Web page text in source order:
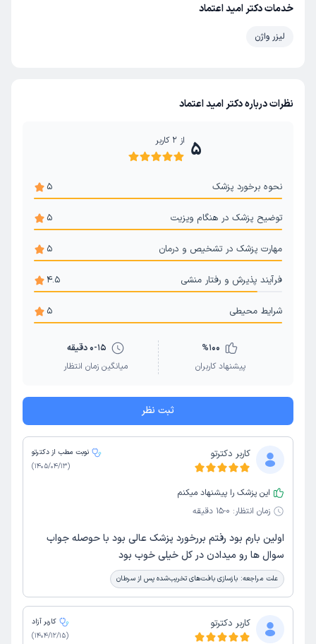
خدمات دکتر امید اعتماد
لیزر واژن
نظرات درباره دکتر امید اعتماد
5 از 2 کاربر
نحوه برخورد پزشک 5
توضیح پزشک در هنگام ویزیت 5
مهارت پزشک در تشخیص و درمان 5
فرآیند پذیرش و رفتار منشی 4.5
شرایط محیطی 5
%100
پیشنهاد کاربران
0-15 دقیقه
میانگین زمان انتظار
ثبت نظر
کاربر دکترتو
نوبت مطب از دکترتو
(
1405/04/13
)
این پزشک را پیشنهاد میکنم
زمان انتظار: 0-15 دقیقه
اولین بارم بود رفتم بررخورد پزشک عالی بود با حوصله جواب
سوال ها رو میدادن در کل خیلی خوب بود
علت مراجعه: بازسازی بافت‌های تخریب‌شده پس از سرطان
کاربر دکترتو
کاربر آزاد
(
1404/12/15
)